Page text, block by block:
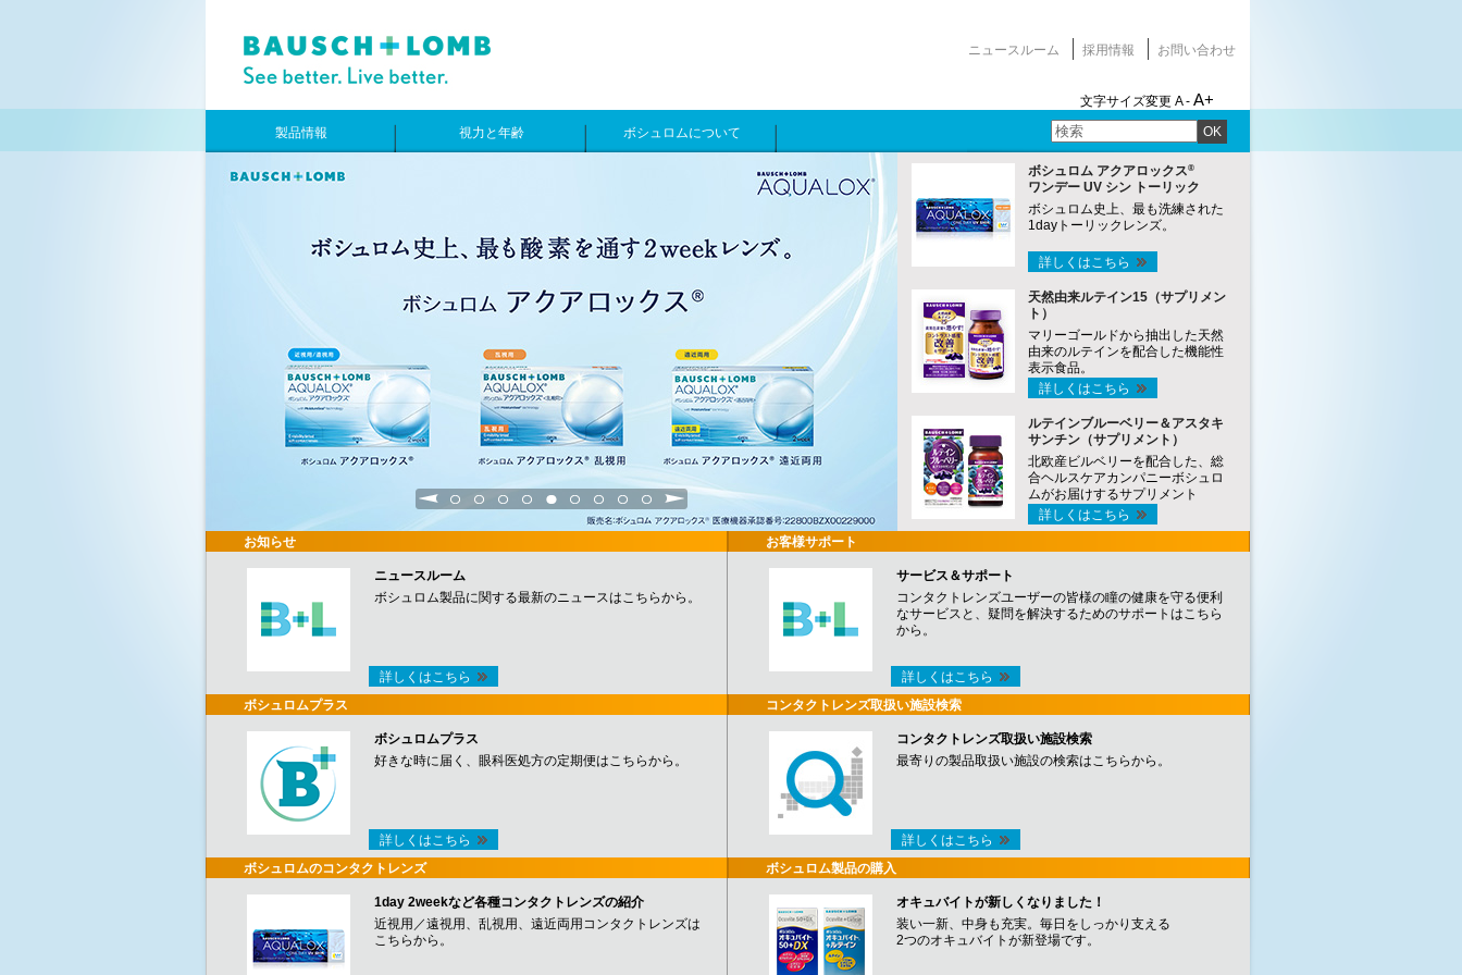
ニュースルーム 採用情報 お問い合わせ
文字サイズ変更 A - A+
OK
製品情報 視力と年齢 ボシュロムについて
1 2 3 4 5 6 7 8 9
ボシュロム アクアロックス®
ワンデー UV シン トーリック
ボシュロム史上、最も洗練された
1dayトーリックレンズ。
詳しくはこちら
天然由来ルテイン15（サプリメン
ト）
マリーゴールドから抽出した天然
由来のルテインを配合した機能性
表示食品。
詳しくはこちら
ルテインブルーベリー＆アスタキ
サンチン（サプリメント）
北欧産ビルベリーを配合した、総
合ヘルスケアカンパニーボシュロ
ムがお届けするサプリメント
詳しくはこちら
お知らせ
ニュースルーム
ボシュロム製品に関する最新のニュースはこちらから。
詳しくはこちら
ボシュロムプラス
ボシュロムプラス
好きな時に届く、眼科医処方の定期便はこちらから。
詳しくはこちら
ボシュロムのコンタクトレンズ
1day 2weekなど各種コンタクトレンズの紹介
近視用／遠視用、乱視用、遠近両用コンタクトレンズは
こちらから。
お客様サポート
サービス＆サポート
コンタクトレンズユーザーの皆様の瞳の健康を守る便利
なサービスと、疑問を解決するためのサポートはこちら
から。
詳しくはこちら
コンタクトレンズ取扱い施設検索
コンタクトレンズ取扱い施設検索
最寄りの製品取扱い施設の検索はこちらから。
詳しくはこちら
ボシュロム製品の購入
オキュバイトが新しくなりました！
装い一新、中身も充実。毎日をしっかり支える
2つのオキュバイトが新登場です。